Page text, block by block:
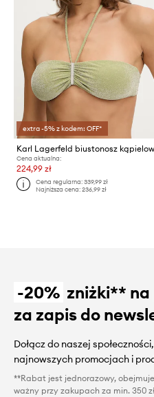
extra -5% z kodem: OFF*
Karl Lagerfeld biustonosz
Cena aktualna:
224,99 zł
Cena regularna:339,99 zł
Najniższa cena:236,99 zł
-20% zniżki**
za zapis do
Dołącz do naszej
najnowszych promocjach i
**Rabat jest jednorazowy,
ważny przy zakupach za min. 350